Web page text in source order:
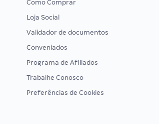
Como Comprar
Loja Social
Validador de documentos
Conveniados
Programa de Afiliados
Trabalhe Conosco
Preferências de Cookies